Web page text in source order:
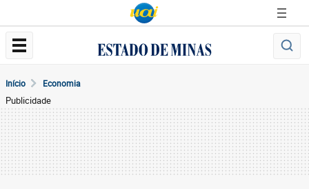
Início Economia
Publicidade